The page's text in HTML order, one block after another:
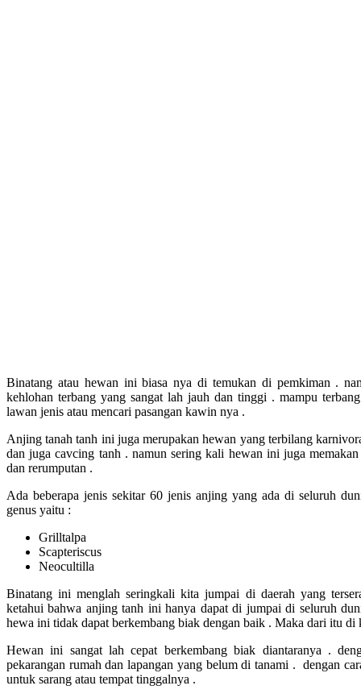
Binatang atau hewan ini biasa nya di temukan di pemkiman .
kehlohan terbang yang sangat lah jauh dan tinggi . mampu
lawan jenis atau mencari pasangan kawin nya .
Anjing tanah tanh ini juga merupakan hewan yang terbilang
dan juga cavcing tanh . namun sering kali hewan ini juga
dan rerumputan .
Ada beberapa jenis sekitar 60 jenis anjing yang ada di seluruh
genus yaitu :
Grilltalpa
Scapteriscus
Neocultilla
Binatang ini menglah seringkali kita jumpai di daerah yang
ketahui bahwa anjing tanh ini hanya dapat di jumpai di seluruh
hewa ini tidak dapat berkembang biak dengan baik . Maka dari itu
Hewan ini sangat lah cepat berkembang biak diantaranya .
pekarangan rumah dan lapangan yang belum di tanami . dengan
untuk sarang atau tempat tinggalnya .